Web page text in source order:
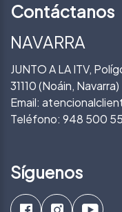
Contáctanos
NAVARRA
JUNTO A LA ITV,
31110 (Noáin, Navarra)
Email:
Teléfono: 948 500
Síguenos